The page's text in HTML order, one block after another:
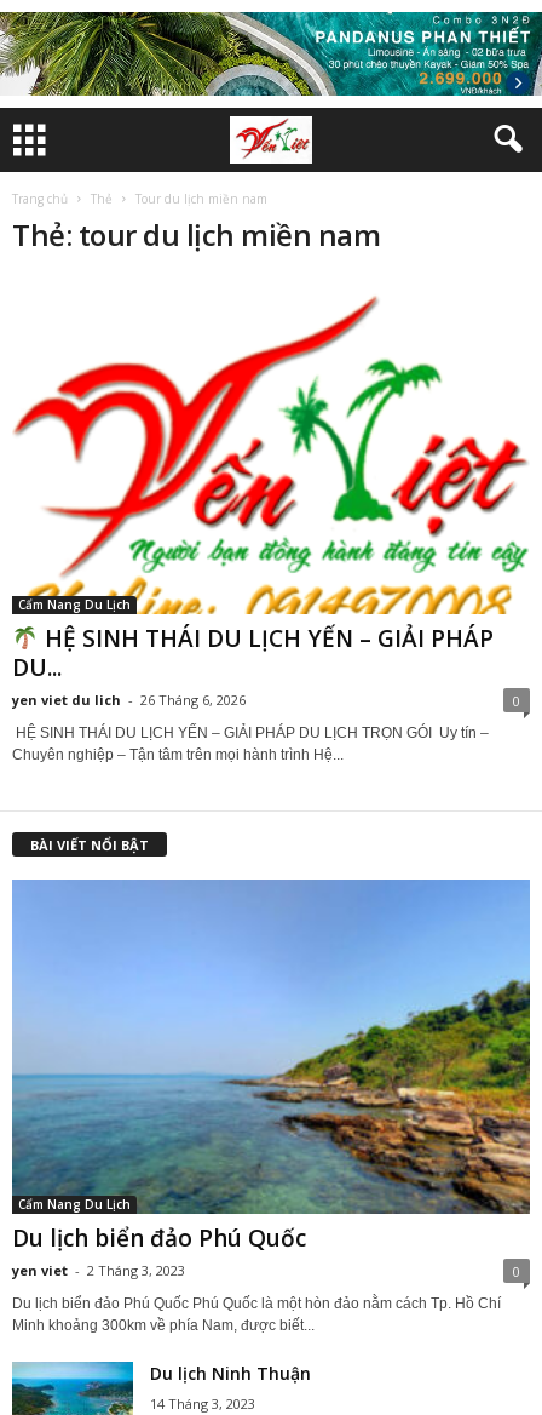
Trang chủ Thẻ Tour du lịch miền nam
Thẻ: tour du lịch miền nam
Cẩm Nang Du Lịch
HỆ SINH THÁI DU LỊCH YẾN – GIẢI PHÁP
DU...
yen viet du lich - 26 Tháng 6, 2026 0
HỆ SINH THÁI DU LỊCH YẾN – GIẢI PHÁP DU LỊCH TRỌN GÓI Uy tín –
Chuyên nghiệp – Tận tâm trên mọi hành trình Hệ...
BÀI VIẾT NỔI BẬT
Cẩm Nang Du Lịch
Du lịch biển đảo Phú Quốc
yen viet - 2 Tháng 3, 2023 0
Du lịch biển đảo Phú Quốc Phú Quốc là một hòn đảo nằm cách Tp. Hồ Chí
Minh khoảng 300km về phía Nam, được biết...
Du lịch Ninh Thuận
14 Tháng 3, 2023